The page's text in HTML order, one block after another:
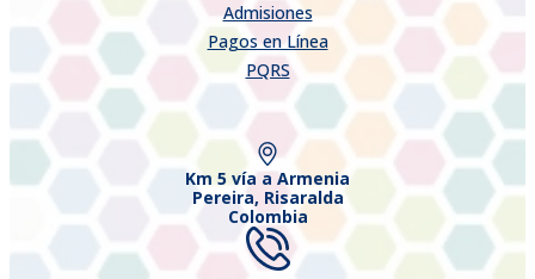
Admisiones
Pagos en Línea
PQRS
Km 5 vía a Armenia
Pereira, Risaralda
Colombia